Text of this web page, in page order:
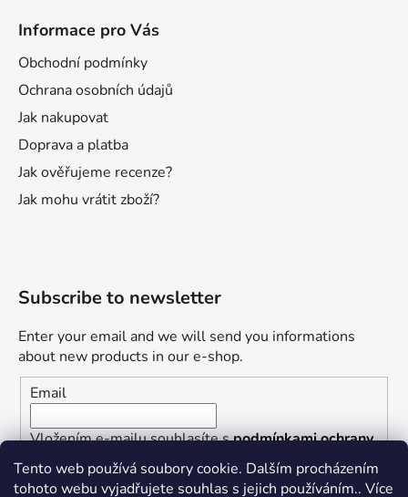
Tento web používá soubory cookie. Dalším procházením
tohoto webu vyjadřujete souhlas s jejich používáním.. Více
Informace pro Vás
Obchodní podmínky
Ochrana osobních údajů
Jak nakupovat
Doprava a platba
Jak ověřujeme recenze?
Jak mohu vrátit zboží?
Subscribe to newsletter
Enter your email and we will send you informations
about new products in our e-shop.
Email
Vložením e-mailu souhlasíte spodmínkami ochrany
osobních údajů